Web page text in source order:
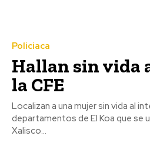
Policiaca
Hallan sin vida
la CFE
Localizan a una mujer sin vida al
departamentos de El Koa que se
Xalisco...